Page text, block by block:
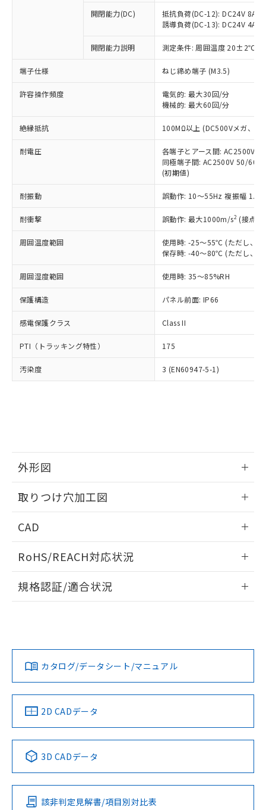
開閉能力(DC)
抵抗負荷(DC-12): DC24V 8A/
誘導負荷(DC-13): DC24V 4A/
開閉能力説明 測定条件: 周囲温度 20±2℃、
端子仕様 ねじ締め端子 (M3.5)
許容操作頻度
電気的: 最大30回/分
機械的: 最大60回/分
絶縁抵抗 100MΩ以上 (DC500Vメガ、点
耐電圧
各端子とアース間: AC2500V
同極端子間: AC2500V 50/
(初期値)
耐振動 誤動作: 10～55Hz 複振幅
耐衝撃 誤動作: 最大1000m/s2 (接点
周囲温度範囲
使用時: -25～55℃ (ただし、氷
保存時: -40～80℃ (ただし、氷
周囲湿度範囲 使用時: 35～85%RH
保護構造 パネル前面: IP66
感電保護クラス Class II
PTI（トラッキング特性） 175
汚染度 3 (EN60947-5-1)
外形図
取りつけ穴加工図
CAD
ドすることができます。
ログイン/会員登録
ダウンロードデータをご利用いただく前に、以下を必ずお読
みください。
ソフトウェアの使用条件
RoHS/REACH対応状況
EU RoHS 注意事項・凡例
対応済み
中国 RoHS 注意事項・凡例
Pb Hg Cd Cr(VI)
O
規格認証/適合状況
カタログ/データシート/マニュアル
2D CADデータ
3D CADデータ
該非判定見解書/項目別対比表
ことをご了承ください。
在庫状況および標準価格照会結果は、
記載している更新日時点での社内デー
タに基づき作成されるものであり、閲
覧された時点での実際の在庫および標
準価格とは異なる場合があることをご
正式な納期状況および標準価格はお客
様のお取引先、またはお客様担当のオ
ムロン制御機器販売店・当社販売員に
オムロン制御機器販売店や当社販売拠
販売ネットワーク
」をご確認
在庫状況および標準価格結果を当社の
事前の承諾なく第三者に漏洩または開
示しないようお願いします。
マイパーツ機能（部品リスト作成サー
ビス）をご利用いただくには、I-Web
メンバーズにご登録されている必要が
お客様が当ウェブサイト上で当社にご
登録された部品リストについて、当社
および当社の共同利用者が、当社の製
品・サービスに関するお客様との取
引・商談に必要な範囲で利用すること
※当社の共同利用者とは、"個人情報
の「1.共同利
用者の範囲」に記載されている法人を
いたものが、含有品と判明した場合などや
むを得ず変更することがあります。
*EU RoHS指令（10物質）：
鉛(Pb) 1000ppm以下、 水銀(Hg) 1000ppm以下、 カド
六価クロム(Cr(Ⅵ)) 1000ppm以下、ポリ臭化ビフェニル
類(PBB) 1000ppm以下、ポリ臭化ジフェニルエーテル類
(PBDE) 1000ppm以下、フタル酸ビス(2-エチルヘキシ
ル) (DEHP)(別名：DOP) 1000ppm以下、フタル酸ブチ
ルベンジル（BBP） 1000ppm以下、フタル酸ジブチル
（DBP） 1000ppm以下、フタル酸ジイソブチル
(DIBP) 1000ppm以下
但し、RoHS指令で産業用監視および制御機器に対する
フタル酸エステル類の４物質については閾値を超える意
図的な使用がないことを確認しています。
部品在庫の切り替え状況などにより、予定
月が前後することがあります。
※3 非含有証明書ダウンロード
下記の非含有証明書をダウンロードするこ
とができます。
EU RoHS指令（10物質）の非含有証明書
51物質の非含有証明書（当社基準）
※本証明書は発行日時点で非含有を証明す
るもので、過去に遡って非含有を証明する
していることから、特段のことがない限
り、2022年1月12日より割愛しておりま
す。
基準値を超えていることを示します。
「－」：未確認です。当社販売部門へお問
ム) : 100ppm、
Cr(Ⅵ)(六価クロム) : 1000ppm、 PBBs(ポリ臭化ビフェ
ニル類) : 1000ppm、 PBDEs(ポリ臭化ジフェニルエーテ
ル類) : 1000ppm、
DBP(フタル酸ジブチル) : 1000ppm、 DIBP(フタル酸ジ
イソブチル) : 1000ppm、 BBP(フタル酸ブチルベンジ
ル) : 1000ppm、
DEHP(フタル酸ビス(2-エチルヘキシル)) : 1000ppm
「ｅ」：有害物質（10物質）のすべてが基
準値以下であることを示します。
「10」：通常の使用状況下において有害物
質が外部に漏えいし、環境に深刻な影響を
及ぼさない年数を意味します。
「－」：未確認です。当社販売部門へお問
い合わせください。
当社は、これら貴社製品のうち、外国
為替および外国貿易法に定める商品
（以下｢規制貨物等」という）を輸出
または国外への提供する場合は、日本
国政府の輸出許可(または役務取引許
可)を取得するなどの必要な手続きを
当社は規制貨物を破棄する場合は、完
全に破砕するなど、違法に輸出されな
いよう必要な手段を講じます。
当社は貴社製品を、核兵器、ミサイ
ル、化学兵器、生物兵器またはその他
武器並びにこれらの製造装置等に一切
当社は、貴社製品を第三者に販売する
場合は、上記1、2および3の内容を当
該第三者に通知します。また当社は、
販売先および販売に係わる関係者が違
法に輸出するおそれがある場合は、取
り引きをいたしません。
キャンセル
説明
○ 一定数以上の在庫あり
一定数には満たないが在庫あり
在庫なし(最新の在庫状況につ
いては、お客様のお取引先、ま
たはお客様担当のオムロン制御
機器販売店・当社販売員にご確
白
受注生産機種、また在庫状況の
情報を公開していない機種